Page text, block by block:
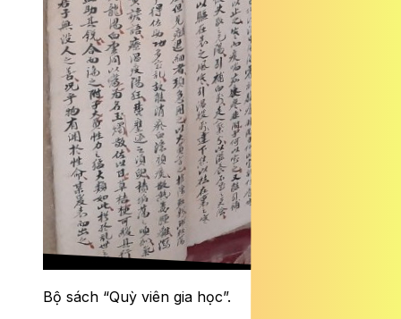
Bộ sách “Quỳ viên gia học”.